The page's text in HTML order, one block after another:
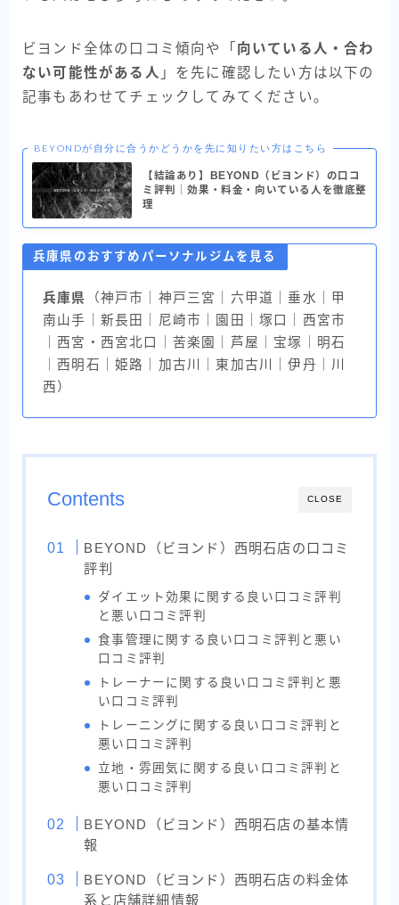
ビヨンド全体の口コミ傾向や「 向いている人・合わ
ない可能性がある人 」を先に確認したい方は以下の
記事もあわせてチェックしてみてください。
BEYONDが自分に合うかどうかを先に知りたい方はこちら
【結論あり】BEYOND（ビヨンド）の口コ
ミ評判｜効果・料金・向いている人を徹底整
理
兵庫県のおすすめパーソナルジムを見る
兵庫県
（神戸市｜神戸三宮｜六甲道｜垂水｜甲
南山手｜新長田｜尼崎市｜園田｜塚口｜西宮市
｜西宮・西宮北口｜苦楽園｜芦屋｜宝塚｜明石
｜西明石｜姫路｜加古川｜東加古川｜伊丹｜川
西）
CLOSE
Contents
BEYOND（ビヨンド）西明石店の口コミ
評判
ダイエット効果に関する良い口コミ評判
と悪い口コミ評判
食事管理に関する良い口コミ評判と悪い
口コミ評判
トレーナーに関する良い口コミ評判と悪
い口コミ評判
トレーニングに関する良い口コミ評判と
悪い口コミ評判
立地・雰囲気に関する良い口コミ評判と
悪い口コミ評判
BEYOND（ビヨンド）西明石店の基本情
報
BEYOND（ビヨンド）西明石店の料金体
系と店舗詳細情報